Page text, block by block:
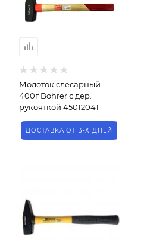
Молоток слесарный
400г Bohrer с дер.
рукояткой 45012041
ДОСТАВКА ОТ 3-Х ДНЕЙ